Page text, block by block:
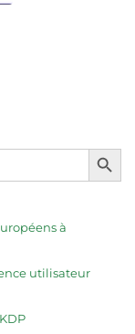
Search Button
à
utilisateur